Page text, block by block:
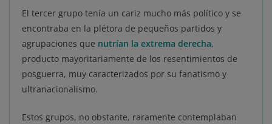
El tercer grupo tenía un cariz mucho más político y se
encontraba en la plétora de pequeños partidos y
agrupaciones que nutrían la extrema derecha,
producto mayoritariamente de los resentimientos de
posguerra, muy caracterizados por su fanatismo y
ultranacionalismo.
Estos grupos, no obstante, raramente contemplaban